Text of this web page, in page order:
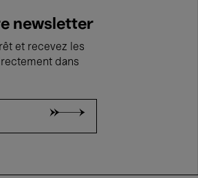
newsletter
et recevez les
dans